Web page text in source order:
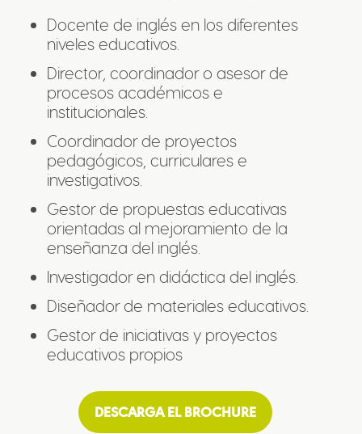
Docente de inglés en los diferentes
niveles educativos.
Director, coordinador o asesor de
procesos académicos e
institucionales.
Coordinador de proyectos
pedagógicos, curriculares e
investigativos.
Gestor de propuestas educativas
orientadas al mejoramiento de la
enseñanza del inglés.
Investigador en didáctica del inglés.
Diseñador de materiales educativos.
Gestor de iniciativas y proyectos
educativos propios
DESCARGA EL BROCHURE